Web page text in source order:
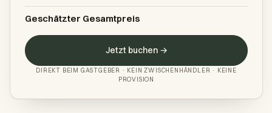
Geschätzter Gesamtpreis
Jetzt buchen →
DIREKT BEIM GASTGEBER · KEIN ZWISCHENHÄNDLER · KEINE
PROVISION